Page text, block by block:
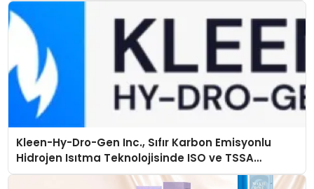
Kleen-Hy-Dro-Gen Inc., Sıfır Karbon Emisyonlu
Hidrojen Isıtma Teknolojisinde ISO ve TSSA
Düzenleyici Onaylarını Aldı